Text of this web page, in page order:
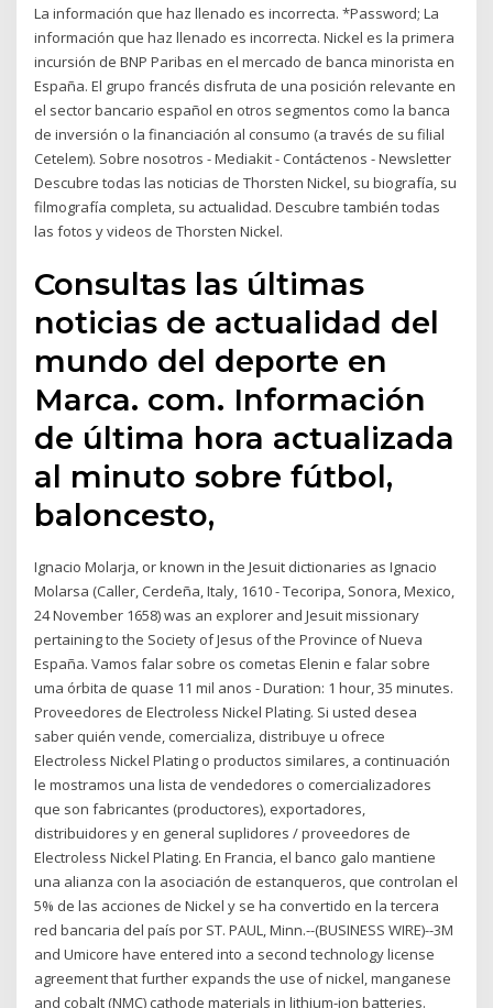
La información que haz llenado es incorrecta. *Password; La
información que haz llenado es incorrecta. Nickel es la primera
incursión de BNP Paribas en el mercado de banca minorista en
España. El grupo francés disfruta de una posición relevante en
el sector bancario español en otros segmentos como la banca
de inversión o la financiación al consumo (a través de su filial
Cetelem). Sobre nosotros - Mediakit - Contáctenos - Newsletter
Descubre todas las noticias de Thorsten Nickel, su biografía, su
filmografía completa, su actualidad. Descubre también todas
las fotos y videos de Thorsten Nickel.
Consultas las últimas
noticias de actualidad del
mundo del deporte en
Marca. com. Información
de última hora actualizada
al minuto sobre fútbol,
baloncesto,
Ignacio Molarja, or known in the Jesuit dictionaries as Ignacio
Molarsa (Caller, Cerdeña, Italy, 1610 - Tecoripa, Sonora, Mexico,
24 November 1658) was an explorer and Jesuit missionary
pertaining to the Society of Jesus of the Province of Nueva
España. Vamos falar sobre os cometas Elenin e falar sobre
uma órbita de quase 11 mil anos - Duration: 1 hour, 35 minutes.
Proveedores de Electroless Nickel Plating. Si usted desea
saber quién vende, comercializa, distribuye u ofrece
Electroless Nickel Plating o productos similares, a continuación
le mostramos una lista de vendedores o comercializadores
que son fabricantes (productores), exportadores,
distribuidores y en general suplidores / proveedores de
Electroless Nickel Plating. En Francia, el banco galo mantiene
una alianza con la asociación de estanqueros, que controlan el
5% de las acciones de Nickel y se ha convertido en la tercera
red bancaria del país por ST. PAUL, Minn.--(BUSINESS WIRE)--3M
and Umicore have entered into a second technology license
agreement that further expands the use of nickel, manganese
and cobalt (NMC) cathode materials in lithium-ion batteries.